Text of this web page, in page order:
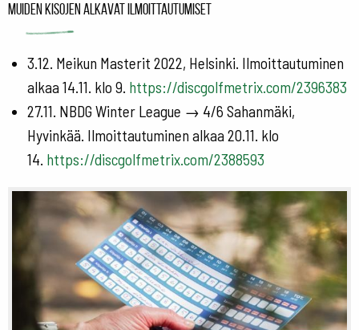
Muiden kisojen alkavat ilmoittautumiset
3.12. Meikun Masterit 2022, Helsinki. Ilmoittautuminen
alkaa 14.11. klo 9. https://discgolfmetrix.com/2396383
27.11. NBDG Winter League → 4/6 Sahanmäki,
Hyvinkää. Ilmoittautuminen alkaa 20.11. klo
14. https://discgolfmetrix.com/2388593